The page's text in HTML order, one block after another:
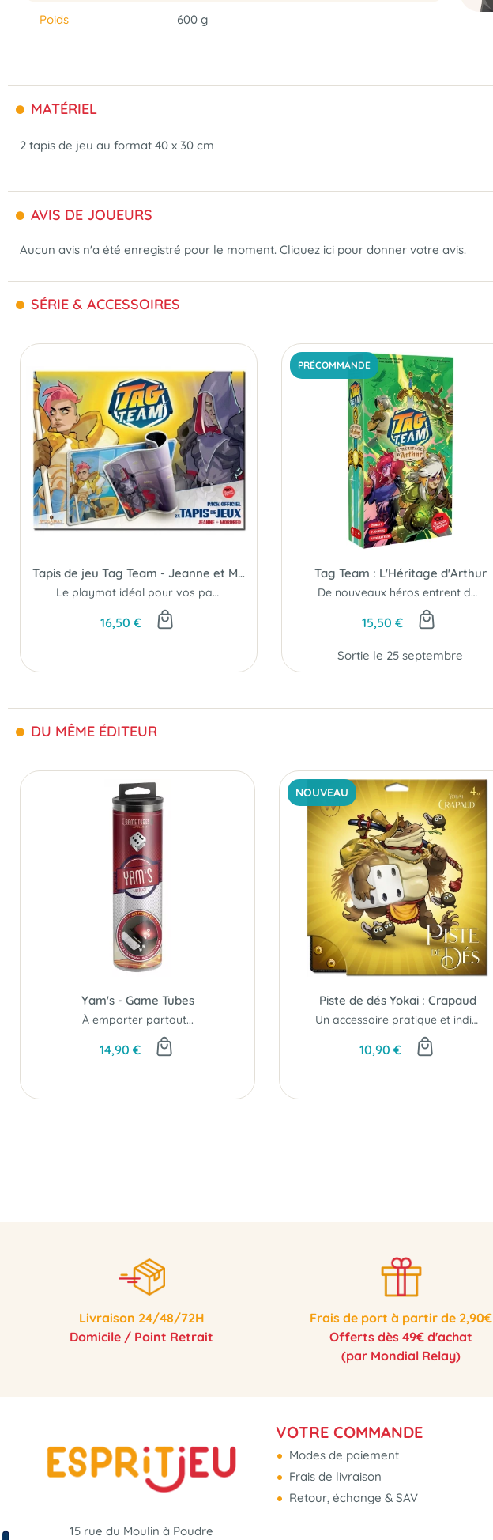
Poids 600 g
MATÉRIEL
2 tapis de jeu au format 40 x 30 cm
AVIS DE JOUEURS
Aucun avis n'a été enregistré pour le moment. Cliquez ici pour donner votre avis.
SÉRIE & ACCESSOIRES
Tapis de jeu Tag Team - Jeanne et Mordred
Le playmat idéal pour vos parties de Tag Team...
16,50 €
PRÉCOMMANDE
Tag Team : L'Héritage d'Arthur
De nouveaux héros entrent dans l’arène !
15,50 €
Sortie le 25 septembre
DU MÊME ÉDITEUR
Yam's - Game Tubes
À emporter partout...
14,90 €
NOUVEAU
Piste de dés Yokai : Crapaud
Un accessoire pratique et indispensable au design enchanteur !
10,90 €
Livraison 24/48/72H
Domicile / Point Retrait
Frais de port à partir de 2,90€
Offerts dès 49€ d'achat
(par Mondial Relay)
15 rue du Moulin à Poudre
VOTRE COMMANDE
Modes de paiement
Frais de livraison
Retour, échange & SAV